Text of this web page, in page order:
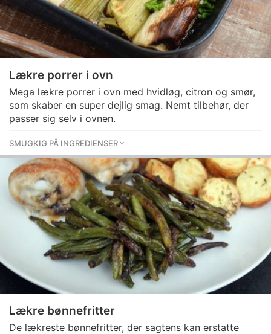
Lækre porrer i ovn
Mega lækre porrer i ovn med hvidløg, citron og smør,
som skaber en super dejlig smag. Nemt tilbehør, der
passer sig selv i ovnen.
SMUGKIG PÅ INGREDIENSER
Lækre bønnefritter
De lækreste bønnefritter, der sagtens kan erstatte